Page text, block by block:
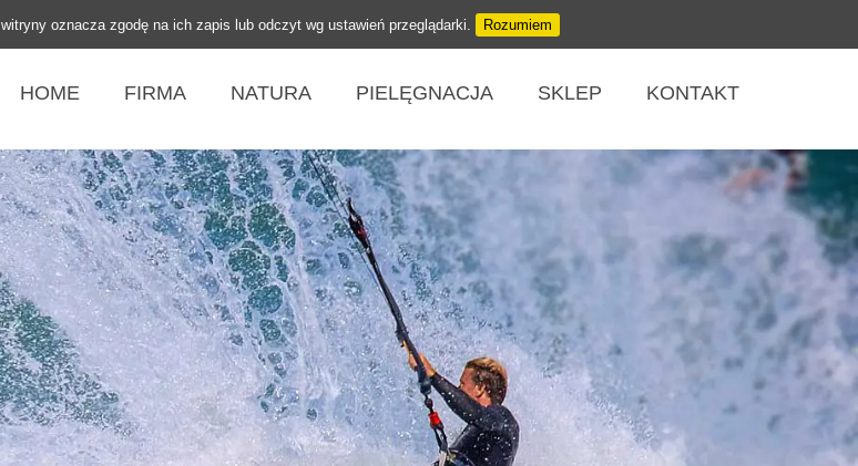
oznacza zgodę na ich zapis lub odczyt wg ustawień przeglądarki. Rozumiem
HOME FIRMA NATURA PIELĘGNACJA SKLEP KONTAKT